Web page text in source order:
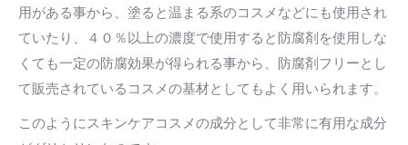
用がある事から、塗ると温まる系のコスメなどにも使用され
ていたり、４０％以上の濃度で使用すると防腐剤を使用しな
くても一定の防腐効果が得られる事から、防腐剤フリーとし
て販売されているコスメの基材としてもよく用いられます。
このようにスキンケアコスメの成分として非常に有用な成分